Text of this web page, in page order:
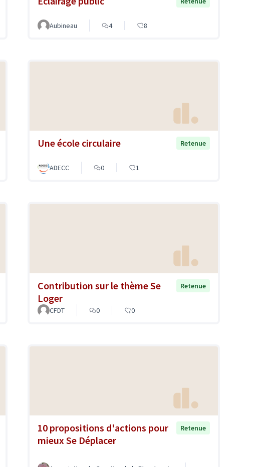
Aubineau 4 8
Une école circulaire Retenue
ADECC 0 1
Contribution sur le thème Se
Loger
Retenue
CFDT 0 0
10 propositions d'actions pour
mieux Se Déplacer
Retenue